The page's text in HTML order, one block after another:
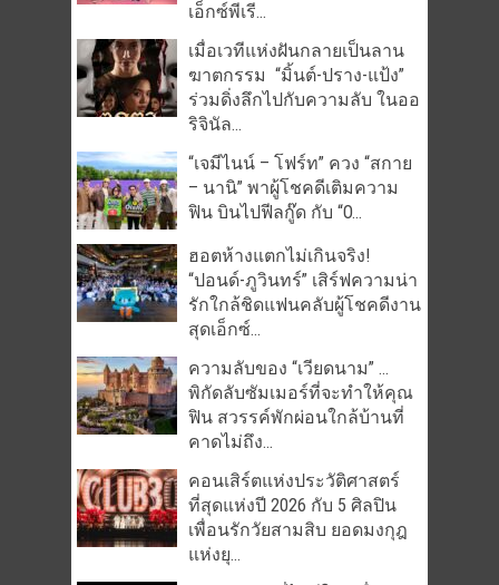
เอ็กซ์พีเรี...
เมื่อเวทีแห่งฝันกลายเป็นลาน
ฆาตกรรม “มิ้นต์-ปราง-แป้ง”
ร่วมดิ่งลึกไปกับความลับ ในออ
ริจินัล...
“เจมีไนน์ – โฟร์ท” ควง “สกาย
– นานิ” พาผู้โชคดีเติมความ
ฟิน บินไปฟีลกู๊ด กับ “O...
ฮอตห้างแตกไม่เกินจริง!
“ปอนด์-ภูวินทร์” เสิร์ฟความน่า
รักใกล้ชิดแฟนคลับผู้โชคดีงาน
สุดเอ็กซ์...
ความลับของ “เวียดนาม” …
พิกัดลับซัมเมอร์ที่จะทำให้คุณ
ฟิน สวรรค์พักผ่อนใกล้บ้านที่
คาดไม่ถึง...
คอนเสิร์ตแห่งประวัติศาสตร์
ที่สุดแห่งปี 2026 กับ 5 ศิลปิน
เพื่อนรักวัยสามสิบ ยอดมงกุฎ
แห่งยุ...